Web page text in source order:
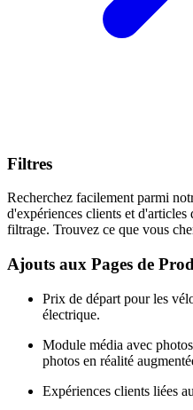
Filtres
Recherchez facilement parmi
d'expériences clients et
filtrage. Trouvez ce que vous
Ajouts aux Pages de
Prix de départ pour les
électrique.
Module média avec
photos en réalité
Expériences clients liées